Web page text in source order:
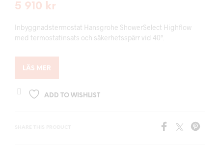
5 910 kr
Inbyggnadstermostat Hansgrohe ShowerSelect Highflow
med termostatinsats och säkerhetsspärr vid 40°.
LÄS MER
ADD TO WISHLIST